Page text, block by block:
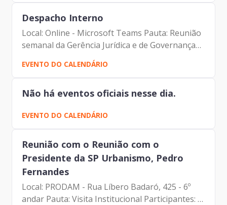
Tomiatto - Assessor da...
Despacho Interno
Local: Online - Microsoft Teams Pauta: Reunião
semanal da Gerência Jurídica e de Governança
Forbes – Presidente | Prodam-SP - André
Tomiatto -...
EVENTO DO CALENDÁRIO
Não há eventos oficiais nesse dia.
EVENTO DO CALENDÁRIO
Reunião com o Reunião com o
Presidente da SP Urbanismo, Pedro
Fernandes
Local: PRODAM - Rua Líbero Badaró, 425 - 6º
andar Pauta: Visita Institucional Participantes: -